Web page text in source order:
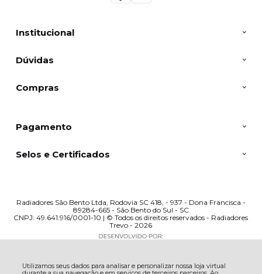
Utilizamos seus dados para analisar e personalizar nossa loja virtual
Institucional
Dúvidas
Compras
Pagamento
Selos e Certificados
Radiadores São Bento Ltda, Rodovia SC 418, - 937 - Dona Francisca -
89284-665 - São Bento do Sul - SC
CNPJ: 49.641.916/0001-10 | © Todos os direitos reservados - Radiadores
Trevo - 2026